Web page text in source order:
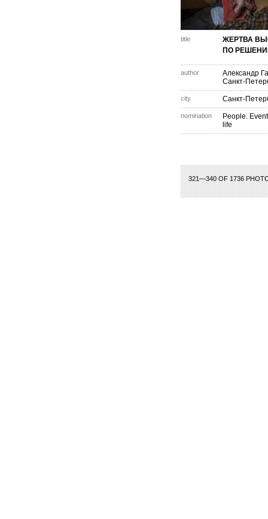
title
ЖЕРТВА
ПО
author
Александр
Санкт-
city Санкт-
nomination
People.
life
321—340 OF 1736
3 4 5 6 7 8 9